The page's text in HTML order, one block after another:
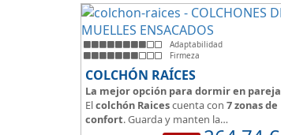
Adaptabilidad
Firmeza
COLCHÓN RAÍCES
La mejor opción para dormir en pareja
Elcolchón Raicescuenta con 7 zonas de
confort. Guarda y manten la